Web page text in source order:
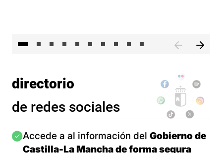
directorio
de redes sociales
Imagen
Accede a al información del Gobierno de
Castilla-La Mancha de forma segura